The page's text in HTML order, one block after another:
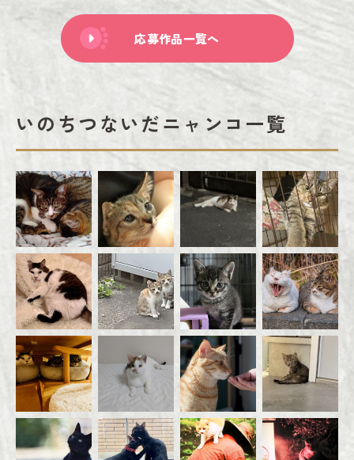
応募作品一覧へ
いのちつないだニャンコ一覧